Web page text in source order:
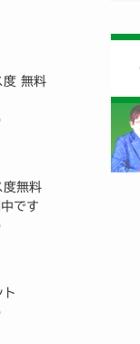
度 無料
度無料
です